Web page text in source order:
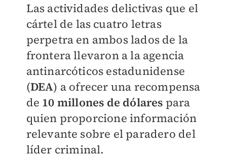
Las actividades delictivas que el
cártel de las cuatro letras
perpetra en ambos lados de la
frontera llevaron a la agencia
antinarcóticos estadunidense
(DEA) a ofrecer una recompensa
de 10 millones de dólares para
quien proporcione información
relevante sobre el paradero del
líder criminal.